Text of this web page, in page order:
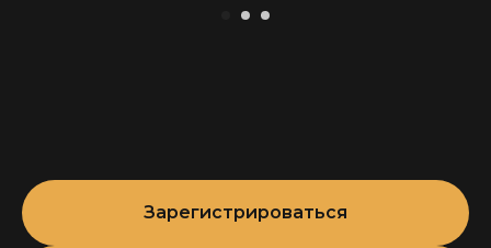
Зарегистрироваться